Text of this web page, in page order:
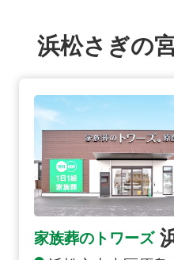
浜松さぎの
家族葬のトワーズ